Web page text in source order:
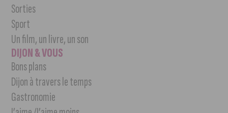
Sorties
Sport
Un film, un livre, un son
DIJON & VOUS
Bons plans
Dijon à travers le temps
Gastronomie